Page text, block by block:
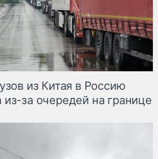
из Китая в Россию
за очередей на границе